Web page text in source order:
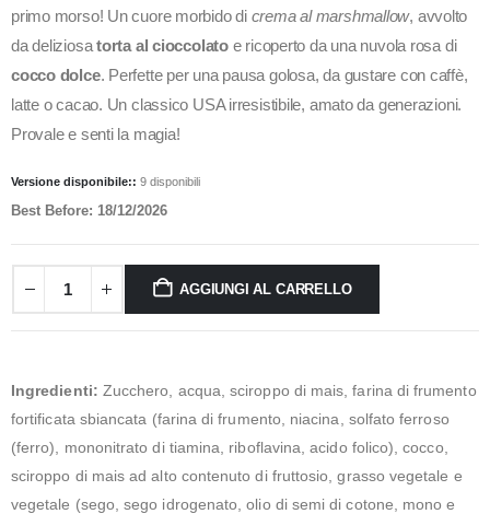
primo morso! Un cuore morbido di crema al marshmallow, avvolto
da deliziosatorta al cioccolatoe ricoperto da una nuvola rosa di
cocco dolce. Perfette per una pausa golosa, da gustare con caffè,
latte o cacao. Un classico USA irresistibile, amato da generazioni.
Provale e senti la magia!
Versione disponibile:: 9 disponibili
Best Before: 18/12/2026
AGGIUNGI AL CARRELLO
Ingredienti: Zucchero, acqua, sciroppo di mais, farina di frumento
fortificata sbiancata (farina di frumento, niacina, solfato ferroso
(ferro), mononitrato di tiamina, riboflavina, acido folico), cocco,
sciroppo di mais ad alto contenuto di fruttosio, grasso vegetale e
vegetale (sego, sego idrogenato, olio di semi di cotone, mono e